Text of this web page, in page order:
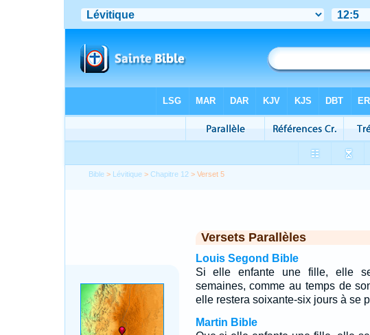
Bible > Lévitique >Chapitre 12 > Verset 5
Versets Parallèles
Louis Segond Bible
Si elle enfante une fille, elle
semaines, comme au temps de
elle restera soixante-six jours à se
Martin Bible